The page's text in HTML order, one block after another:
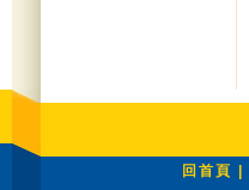
回首頁